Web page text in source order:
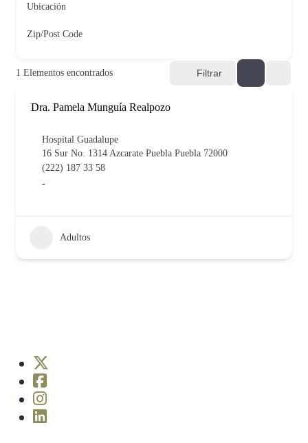
Ubicación
Zip/Post Code
1 Elementos encontrados Filtrar
Dra. Pamela Munguía Realpozo
Hospital Guadalupe
16 Sur No. 1314 Azcarate Puebla Puebla 72000
(222) 187 33 58
-
Adultos